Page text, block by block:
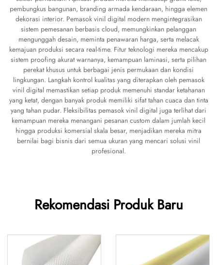
pembungkus bangunan, branding armada kendaraan, hingga elemen
dekorasi interior. Pemasok vinil digital modern mengintegrasikan
sistem pemesanan berbasis cloud, memungkinkan pelanggan
mengunggah desain, meminta penawaran harga, serta melacak
kemajuan produksi secara real-time. Fitur teknologi mereka mencakup
sistem proofing akurat warnanya, kemampuan laminasi, serta pilihan
perekat khusus untuk berbagai jenis permukaan dan kondisi
lingkungan. Langkah kontrol kualitas yang diterapkan oleh pemasok
vinil digital memastikan setiap produk memenuhi standar ketahanan
yang ketat, dengan banyak produk memiliki sifat tahan cuaca dan tinta
yang tahan pudar. Fleksibilitas pemasok vinil digital juga terlihat dari
kemampuan mereka menangani pesanan custom dalam jumlah kecil
hingga produksi komersial skala besar, menjadikan mereka mitra
bernilai bagi bisnis dari semua ukuran yang mencari solusi vinil
profesional.
Rekomendasi Produk Baru